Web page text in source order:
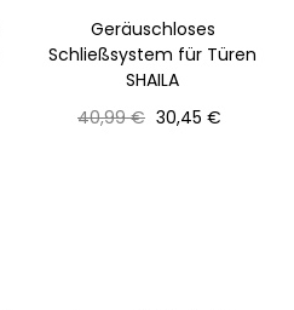
Geräuschloses
Schließsystem für Türen
SHAILA
Normaler
40,99 € Preis
30,45 €